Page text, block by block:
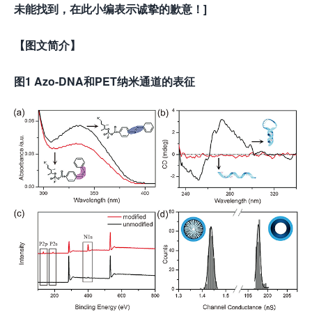
未能找到，在此小编表示诚挚的歉意！]
【图文简介】
图1 Azo-DNA和PET纳米通道的表征